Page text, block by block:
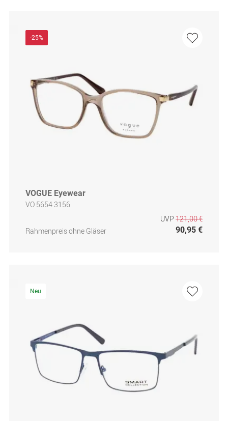
-25%
VOGUE Eyewear
VO 5654 3156
Rahmenpreis ohne Gläser
UVP 121,00 €
90,95 €
Neu